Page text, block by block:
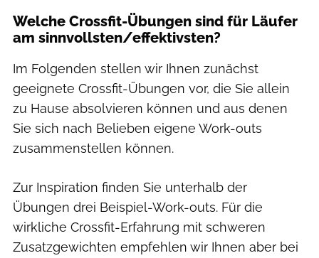
Welche Crossfit-Übungen sind für Läufer
am sinnvollsten/effektivsten?
Im Folgenden stellen wir Ihnen zunächst
geeignete Crossfit-Übungen vor, die Sie allein
zu Hause absolvieren können und aus denen
Sie sich nach Belieben eigene Work-outs
zusammenstellen können.
Zur Inspiration finden Sie unterhalb der
Übungen drei Beispiel-Work-outs. Für die
wirkliche Crossfit-Erfahrung mit schweren
Zusatzgewichten empfehlen wir Ihnen aber bei